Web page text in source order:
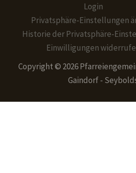
Login
Privatsphäre-Einstellungen
Historie der Privatsphäre-
Einwilligungen
Copyright © 2026
Gaindorf -